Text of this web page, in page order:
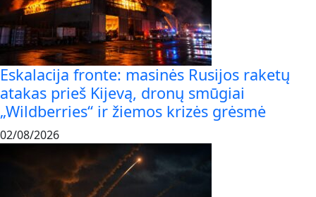
Eskalacija fronte: masinės Rusijos raketų
atakas prieš Kijevą, dronų smūgiai
„Wildberries“ ir žiemos krizės grėsmė
02/08/2026